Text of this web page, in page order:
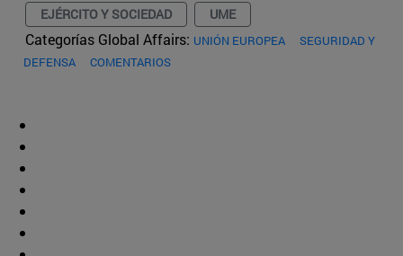
EJÉRCITO Y SOCIEDAD
UME
Categorías Global Affairs: UNIÓN EUROPEA
SEGURIDAD Y
DEFENSA
COMENTARIOS